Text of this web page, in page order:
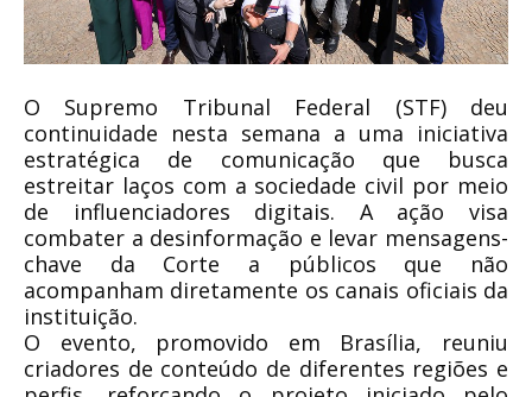
O Supremo Tribunal Federal (STF) deu
continuidade nesta semana a uma iniciativa
estratégica de comunicação que busca
estreitar laços com a sociedade civil por meio
de influenciadores digitais. A ação visa
combater a desinformação e levar mensagens-
chave da Corte a públicos que não
acompanham diretamente os canais oficiais da
instituição.
O evento, promovido em Brasília, reuniu
criadores de conteúdo de diferentes regiões e